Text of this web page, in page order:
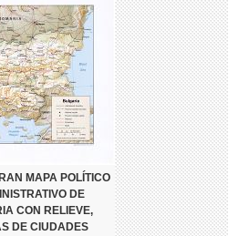
MAPA POLÍTICO
DE
CON RELIEVE,
DE CIUDADES